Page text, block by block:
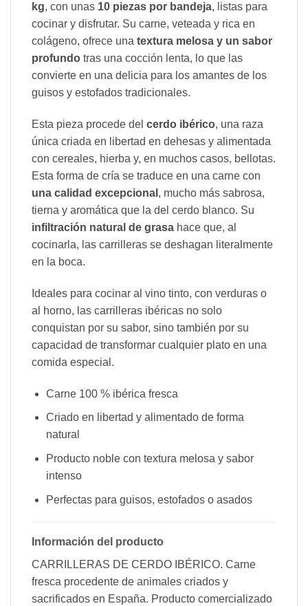
kg, con unas 10 piezas por bandeja, listas para
cocinar y disfrutar. Su carne, veteada y rica en
colágeno, ofrece una textura melosa y un sabor
profundo tras una cocción lenta, lo que las
convierte en una delicia para los amantes de los
guisos y estofados tradicionales.
Esta pieza procede del cerdo ibérico, una raza
única criada en libertad en dehesas y alimentada
con cereales, hierba y, en muchos casos, bellotas.
Esta forma de cría se traduce en una carne con
una calidad excepcional , mucho más sabrosa,
tierna y aromática que la del cerdo blanco. Su
infiltración natural de grasa hace que, al
cocinarla, las carrilleras se deshagan literalmente
en la boca.
Ideales para cocinar al vino tinto, con verduras o
al horno, las carrilleras ibéricas no solo
conquistan por su sabor, sino también por su
capacidad de transformar cualquier plato en una
comida especial.
Carne 100 % ibérica fresca
Criado en libertad y alimentado de forma
natural
Producto noble con textura melosa y sabor
intenso
Perfectas para guisos, estofados o asados
Información del producto
CARRILLERAS DE CERDO IBÉRICO. Carne
fresca procedente de animales criados y
sacrificados en España. Producto comercializado